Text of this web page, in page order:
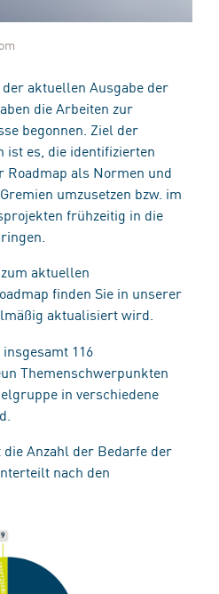
aktuellen Ausgabe der
die Arbeiten zur
begonnen. Ziel der
ist es, die identifizierten
Roadmap als Normen und
umzusetzen bzw. im
frühzeitig in die
aktuellen
finden Sie in unserer
aktualisiert wird.
116
Themenschwerpunkten
in verschiedene
Anzahl der Bedarfe der
nach den